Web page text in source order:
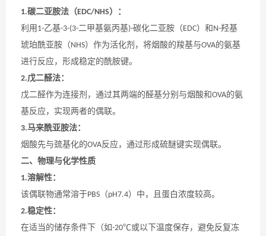
1.碳二亚胺法（EDC/NHS）：
利用 1-乙基-3-(3-二甲基氨丙基)-碳化二亚胺（EDC）和 N-羟基
琥珀酰亚胺（NHS）作为活化剂，将烟酸的羧基与OVA的氨基
进行反应，形成稳定的酰胺键。
2.戊二醛法：
戊二醛作为连接剂，通过其两端的醛基分别与烟酸和OVA的氨
基反应，实现两者的偶联。
3.马来酰亚胺法：
烟酸先与巯基化的OVA反应，通过形成硫醚键实现偶联。
二、物理与化学性质
1.溶解性：
该偶联物通常溶于PBS （pH7.4）中，且蛋白浓度较高。
2.稳定性：
在适当的储存条件下（如-20℃或以下温度保存，避免反复冻